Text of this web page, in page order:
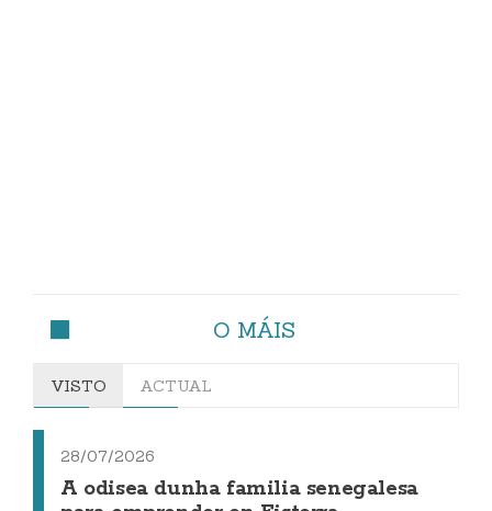
O MÁIS
VISTO ACTUAL
28/07/2026
A odisea dunha familia senegalesa